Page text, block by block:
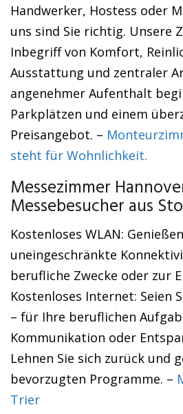
Handwerker, Hostess oder
uns sind Sie richtig. Unsere
Inbegriff von Komfort,
Ausstattung und zentraler
angenehmer Aufenthalt
Parkplätzen und einem
Preisangebot. –
steht für Wohnlichkeit.
Messezimmer
Messebesucher aus
Kostenloses WLAN:
uneingeschränkte
berufliche Zwecke oder zur
Kostenloses Internet: Seien
– für Ihre beruflichen
Kommunikation oder
Lehnen Sie sich zurück und
bevorzugten Programme. –
Trier